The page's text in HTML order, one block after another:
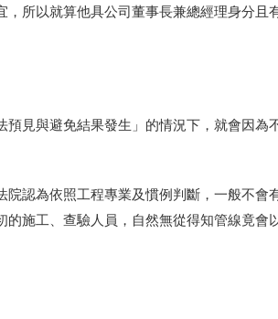
所以就算他具公司董事長兼總經理身分且
見與避免結果發生」的情況下，就會因為
認為依照工程專業及慣例判斷，一般不會
施工、查驗人員，自然無從得知管線竟會